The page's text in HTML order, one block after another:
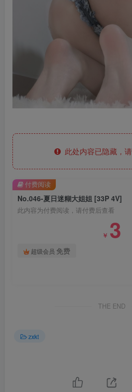
此处内容已隐藏，
No.046-夏日迷糊大姐姐 [33P 4V]
此内容为付费阅读，请付费后查看
￥ 3
超级会员 免费
付费阅读
THE END
zxkt